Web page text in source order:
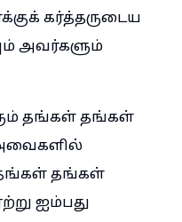
கர்த்தருடைய
அவர்களும்
தங்கள் தங்கள்
தங்கள்
ஐம்பது